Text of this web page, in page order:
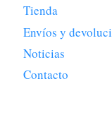
Tienda
Envíos y
Noticias
Contacto